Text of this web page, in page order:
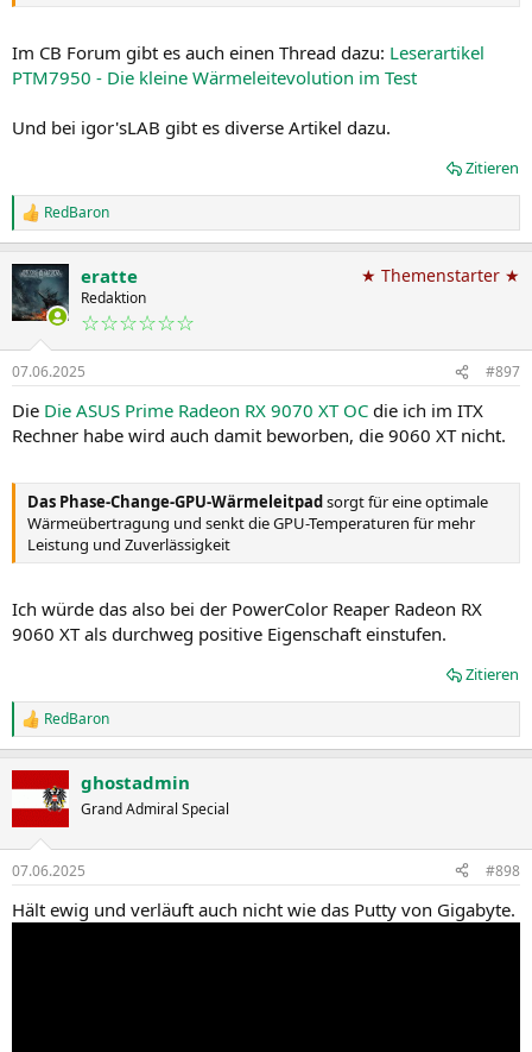
Der zentrale Beweggrund für den Einsatz alternativer Materialien
liegt in der angestrebten höheren Langzeitstabilität.
Im CB Forum gibt es auch einen Thread dazu: Leserartikel
PTM7950 - Die kleine Wärmeleitevolution im Test
Und bei igor'sLAB gibt es diverse Artikel dazu.
Zitieren
R
e
k
t
i
n
e
n
:
RedBaron
eratte
Redaktion
☆☆☆☆☆☆
★ Themenstarter ★
07.06.2025 #897
Die Die ASUS Prime Radeon RX 9070 XT OC die ich im ITX
Rechner habe wird auch damit beworben, die 9060 XT nicht.
Das Phase-Change-GPU-Wärmeleitpadsorgt für eine optimale
Wärmeübertragung und senkt die GPU-Temperaturen für mehr
Leistung und Zuverlässigkeit
Ich würde das also bei der PowerColor Reaper Radeon RX
9060 XT als durchweg positive Eigenschaft einstufen.
Zitieren
R
e
k
i
e
:
RedBaron
ghostadmin
Grand Admiral Special
07.06.2025 #898
Hält ewig und verläuft auch nicht wie das Putty von Gigabyte.